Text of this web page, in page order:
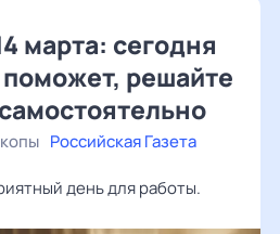
марта: сегодня
решайте
Российская Газета
день для работы.